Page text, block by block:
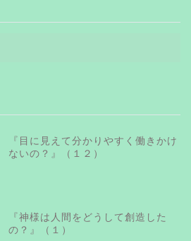
『目に見えて分かりやすく働きかけ
ないの？』（１２）
『神様は人間をどうして創造した
の？』（１）